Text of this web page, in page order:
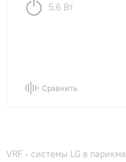
5.6 Вт
Сравнить
VRF - системы LG в